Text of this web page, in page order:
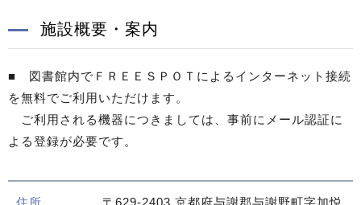
施設概要・案内
■ 図書館内でＦＲＥＥＳＰＯＴによるインターネット接続
を無料でご利用いただけます。
ご利用される機器につきましては、事前にメール認証に
よる登録が必要です。
住所
〒629-2403 京都府与謝郡与謝野町字加悦